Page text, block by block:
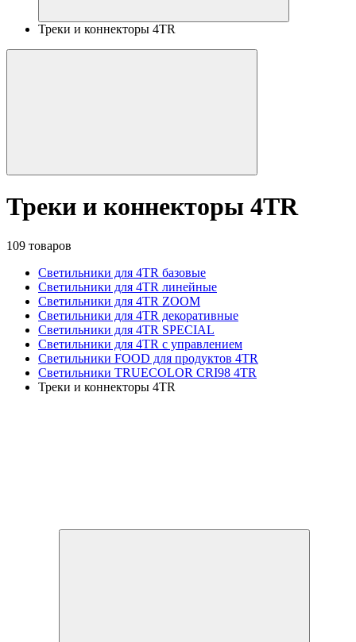
Треки и коннекторы 4TR
Треки и коннекторы 4TR
109 товаров
Светильники для 4TR базовые
Светильники для 4TR линейные
Светильники для 4TR ZOOM
Светильники для 4TR декоративные
Светильники для 4TR SPECIAL
Светильники для 4TR с управлением
Светильники FOOD для продуктов 4TR
Светильники TRUECOLOR CRI98 4TR
Треки и коннекторы 4TR